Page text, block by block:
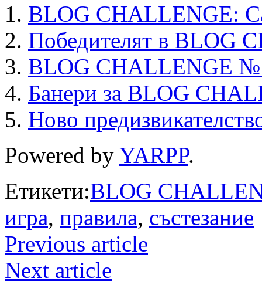
BLOG CHALLENGE:
Победителят в
BLOG CHALLENGE
Банери за BLOG
Ново
Powered by YARPP.
Етикети:BLOG
игра, правила, състезание
Previous article
Next article